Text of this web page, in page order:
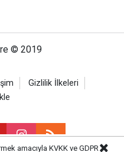
© 2019
Gizlilik İlkeleri
amacıyla KVKK ve GDPR